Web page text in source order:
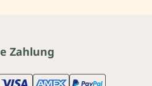
Zahlung